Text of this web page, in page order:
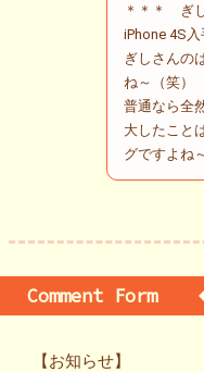
＊＊＊ ぎ
iPhone 4S
ぎしさんの
ね～（笑）
普通なら全
大したこと
グですよね
Comment Form
【お知らせ】